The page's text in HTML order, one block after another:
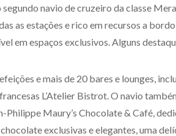
segundo navio de cruzeiro da classe
as estações e rico em recursos a
em espaços exclusivos. Alguns
e mais de 20 bares e lounges,
L’Atelier Bistrot. O navio
Philippe Maury’s Chocolate & Café,
exclusivas e elegantes, uma